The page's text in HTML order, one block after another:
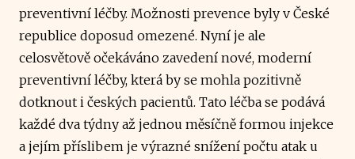
preventivní léčby. Možnosti prevence byly v České
republice doposud omezené. Nyní je ale
celosvětově očekáváno zavedení nové, moderní
preventivní léčby, která by se mohla pozitivně
dotknout i českých pacientů. Tato léčba se podává
každé dva týdny až jednou měsíčně formou injekce
a jejím příslibem je výrazné snížení počtu atak u